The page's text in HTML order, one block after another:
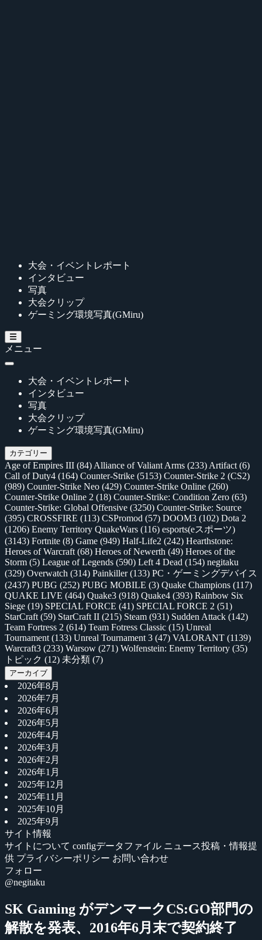
大会・イベントレポート
インタビュー
写真
大会クリップ
ゲーミング環境写真(GMiru)
メニュー
大会・イベントレポート
インタビュー
写真
大会クリップ
ゲーミング環境写真(GMiru)
カテゴリー
Age of Empires III (84) Alliance of Valiant Arms (233) Artifact (6)
Call of Duty4 (164) Counter-Strike (5153) Counter-Strike 2 (CS2)
(989) Counter-Strike Neo (429) Counter-Strike Online (260)
Counter-Strike Online 2 (18) Counter-Strike: Condition Zero (63)
Counter-Strike: Global Offensive (3250) Counter-Strike: Source
(395) CROSSFIRE (113) CSPromod (57) DOOM3 (102) Dota 2
(1206) Enemy Territory QuakeWars (116) esports(eスポーツ)
(3143) Fortnite (8) Game (949) Half-Life2 (242) Hearthstone:
Heroes of Warcraft (68) Heroes of Newerth (49) Heroes of the
Storm (5) League of Legends (590) Left 4 Dead (154) negitaku
(329) Overwatch (314) Painkiller(133) PC・ゲーミングデバイス
(2437) PUBG (252) PUBG MOBILE (3) Quake Champions (117)
QUAKE LIVE (464) Quake3 (918) Quake4 (393) Rainbow Six
Siege (19) SPECIAL FORCE (41) SPECIAL FORCE 2 (51)
StarCraft (59) StarCraft II (215) Steam (931) Sudden Attack (142)
Team Fortress 2 (614) Team Fotress Classic (15) Unreal
Tournament (133) Unreal Tournament 3 (47) VALORANT (1139)
Warcraft3 (233) Warsow (271) Wolfenstein: Enemy Territory (35)
トピック (12) 未分類 (7)
アーカイブ
2026年8月
2026年7月
2026年6月
2026年5月
2026年4月
2026年3月
2026年2月
2026年1月
2025年12月
2025年11月
2025年10月
2025年9月
サイト情報
サイトについて configデータファイル ニュース投稿・情報提
供 プライバシーポリシー お問い合わせ
フォロー
@negitaku
SK Gaming がデンマークCS:GO部門の
解散を発表、2016年6月末で契約終了